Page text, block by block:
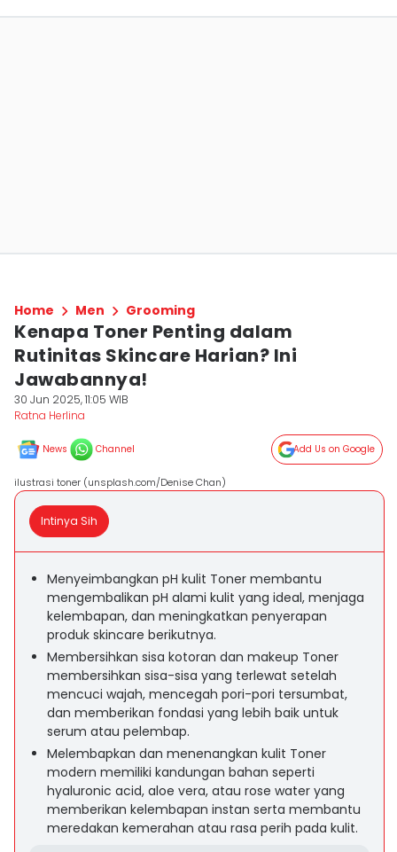
Home Men Grooming
Kenapa Toner Penting dalam
Rutinitas Skincare Harian? Ini
Jawabannya!
30 Jun 2025, 11:05 WIB
Ratna Herlina
News Channel Add Us on Google
ilustrasi toner (unsplash.com/Denise Chan)
Intinya Sih
Menyeimbangkan pH kulit Toner membantu
mengembalikan pH alami kulit yang ideal, menjaga
kelembapan, dan meningkatkan penyerapan
produk skincare berikutnya.
Membersihkan sisa kotoran dan makeup Toner
membersihkan sisa-sisa yang terlewat setelah
mencuci wajah, mencegah pori-pori tersumbat,
dan memberikan fondasi yang lebih baik untuk
serum atau pelembap.
Melembapkan dan menenangkan kulit Toner
modern memiliki kandungan bahan seperti
hyaluronic acid, aloe vera, atau rose water yang
memberikan kelembapan instan serta membantu
meredakan kemerahan atau rasa perih pada kulit.